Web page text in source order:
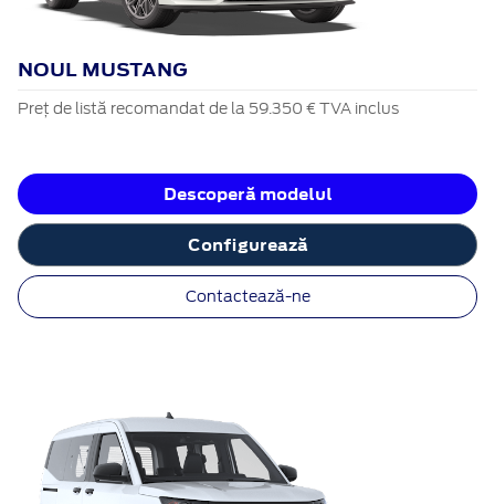
NOUL MUSTANG
Preț de listă recomandat de la 59.350 € TVA inclus
Descoperă modelul
Configurează
Contactează-ne